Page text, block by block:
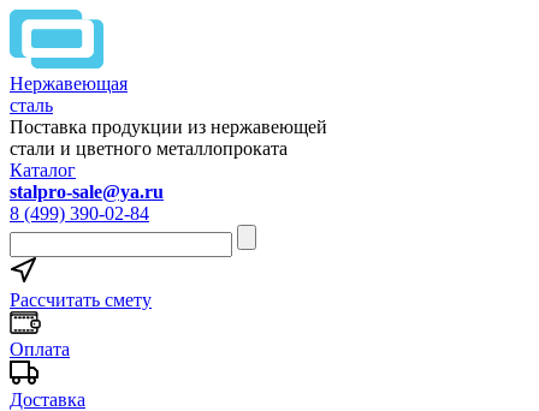
Нержавеющая
сталь
Поставка продукции из нержавеющей
стали и цветного металлопроката
Каталог
stalpro-sale@ya.ru
8 (499) 390-02-84
Рассчитать смету
Оплата
Доставка